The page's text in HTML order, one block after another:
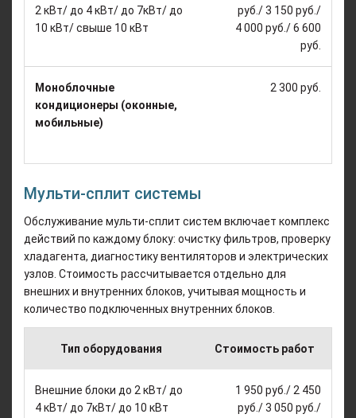
2 кВт/ до 4 кВт/ до 7кВт/ до
10 кВт/ свыше 10 кВт
руб./ 3 150 руб./
4 000 руб./ 6 600
руб.
Моноблочные
кондиционеры (оконные,
мобильные)
2 300 руб.
Мульти-сплит системы
Обслуживание мульти-сплит систем включает комплекс
действий по каждому блоку: очистку фильтров, проверку
хладагента, диагностику вентиляторов и электрических
узлов. Стоимость рассчитывается отдельно для
внешних и внутренних блоков, учитывая мощность и
количество подключенных внутренних блоков.
Тип оборудования Стоимость работ
Внешние блоки до 2 кВт/ до
4 кВт/ до 7кВт/ до 10 кВт
1 950 руб./ 2 450
руб./ 3 050 руб./